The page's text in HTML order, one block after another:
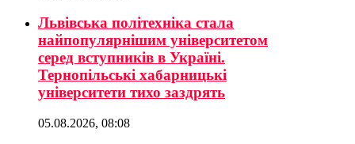
Львівська політехніка стала
найпопулярнішим університетом
серед вступників в Україні.
Тернопільські хабарницькі
університети тихо заздрять
05.08.2026, 08:08